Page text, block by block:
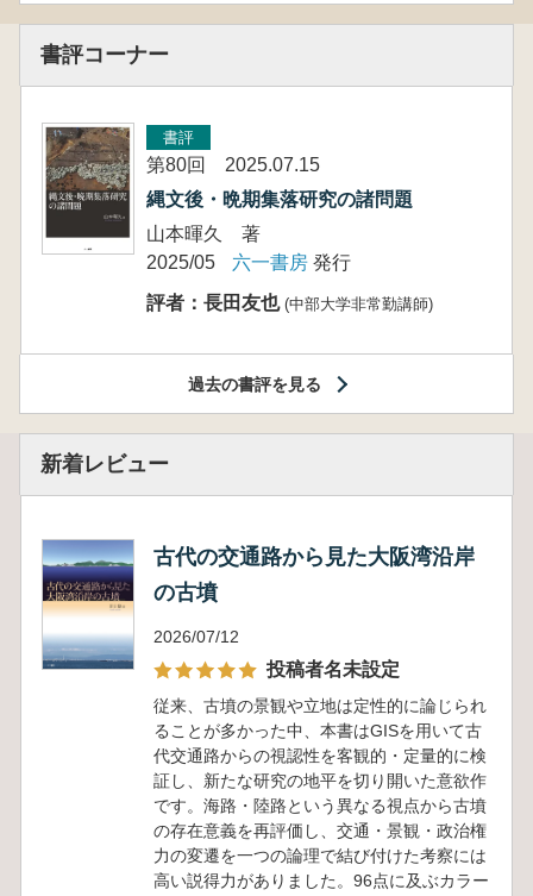
書評コーナー
書評
第80回 2025.07.15
縄文後・晩期集落研究の諸問題
山本暉久 著
2025/05
六一書房 発行
評者：長田友也 (中部大学非常勤講師)
過去の書評を見る
新着レビュー
古代の交通路から見た大阪湾沿岸
の古墳
2026/07/12
投稿者名未設定
従来、古墳の景観や立地は定性的に論じられ
ることが多かった中、本書はGISを用いて古
代交通路からの視認性を客観的・定量的に検
証し、新たな研究の地平を切り開いた意欲作
です。海路・陸路という異なる視点から古墳
の存在意義を再評価し、交通・景観・政治権
力の変遷を一つの論理で結び付けた考察には
高い説得力がありました。96点に及ぶカラー